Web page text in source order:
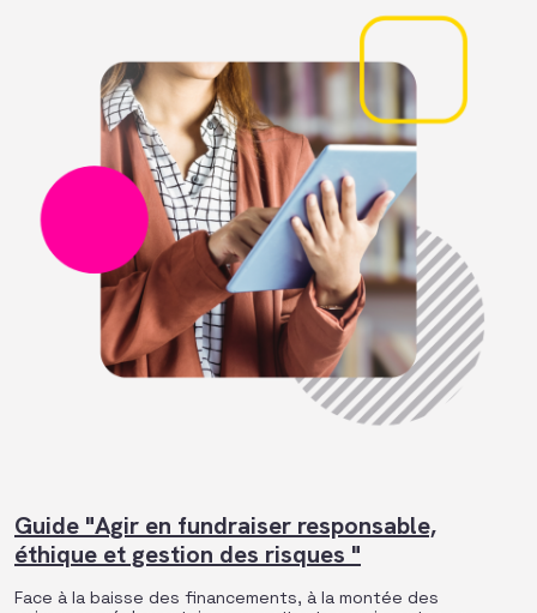
Guide "Agir en fundraiser responsable,
éthique et gestion des risques "
Face à la baisse des financements, à la montée des